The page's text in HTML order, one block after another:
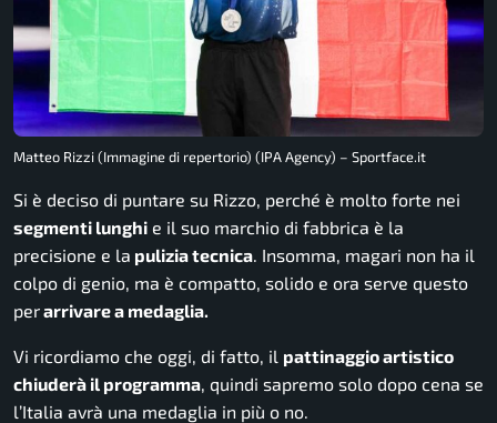
Matteo Rizzi (Immagine di repertorio) (IPA Agency) – Sportface.it
Si è deciso di puntare su Rizzo, perché è molto forte nei
segmenti lunghi e il suo marchio di fabbrica è la
precisione e la pulizia tecnica. Insomma, magari non ha il
colpo di genio, ma è compatto, solido e ora serve questo
perarrivare a medaglia.
Vi ricordiamo che oggi, di fatto, il pattinaggio artistico
chiuderà il programma, quindi sapremo solo dopo cena se
l’Italia avrà una medaglia in più o no.